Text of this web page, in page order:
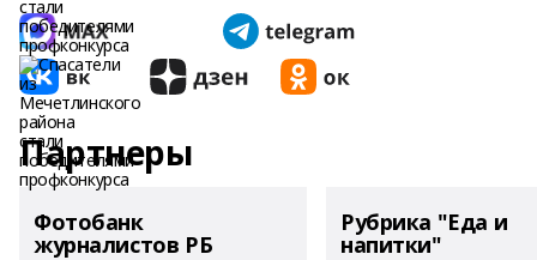
Партнеры
Фотобанк
журналистов РБ
Рубрика "Еда и
напитки"